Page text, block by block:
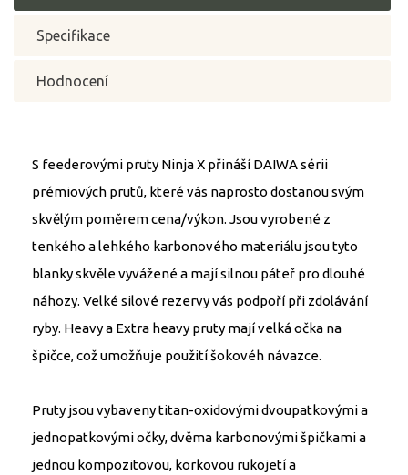
Specifikace
Hodnocení
S feederovými pruty Ninja X přináší DAIWA sérii
prémiových prutů, které vás naprosto dostanou svým
skvělým poměrem cena/výkon. Jsou vyrobené z
tenkého a lehkého karbonového materiálu jsou tyto
blanky skvěle vyvážené a mají silnou páteř pro dlouhé
náhozy. Velké silové rezervy vás podpoří při zdolávání
ryby. Heavy a Extra heavy pruty mají velká očka na
špičce, což umožňuje použití šokovéh návazce.
Pruty jsou vybaveny titan-oxidovými dvoupatkovými a
jednopatkovými očky, dvěma karbonovými špičkami a
jednou kompozitovou, korkovou rukojetí a